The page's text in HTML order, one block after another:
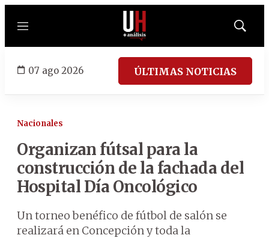
Menú
Mostrar
07 ago 2026 ÚLTIMAS NOTICIAS
Nacionales
Organizan fútsal para la
construcción de la fachada del
Hospital Día Oncológico
Un torneo benéfico de fútbol de salón se
realizará en Concepción y toda la